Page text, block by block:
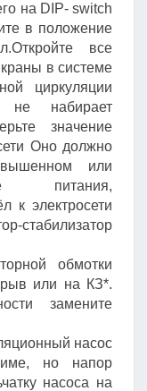
на DIP- switch
в положение
все
в системе
циркуляции
не набирает
значение
Оно должно
или
питания,
к электросети
обмотки
или на КЗ*.
замените
насос
но напор
насоса на